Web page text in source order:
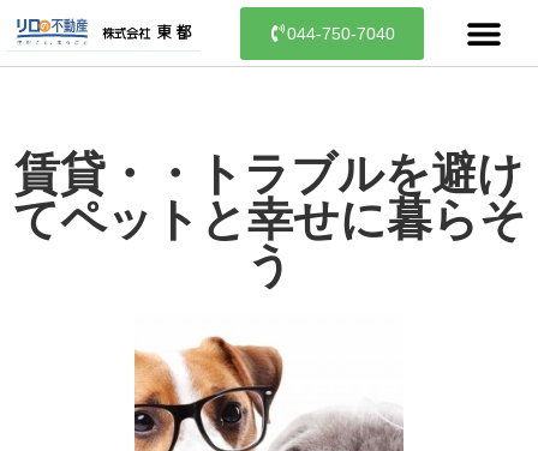
044-750-7040
賃貸・・トラブルを避け
てペットと幸せに暮らそ
う